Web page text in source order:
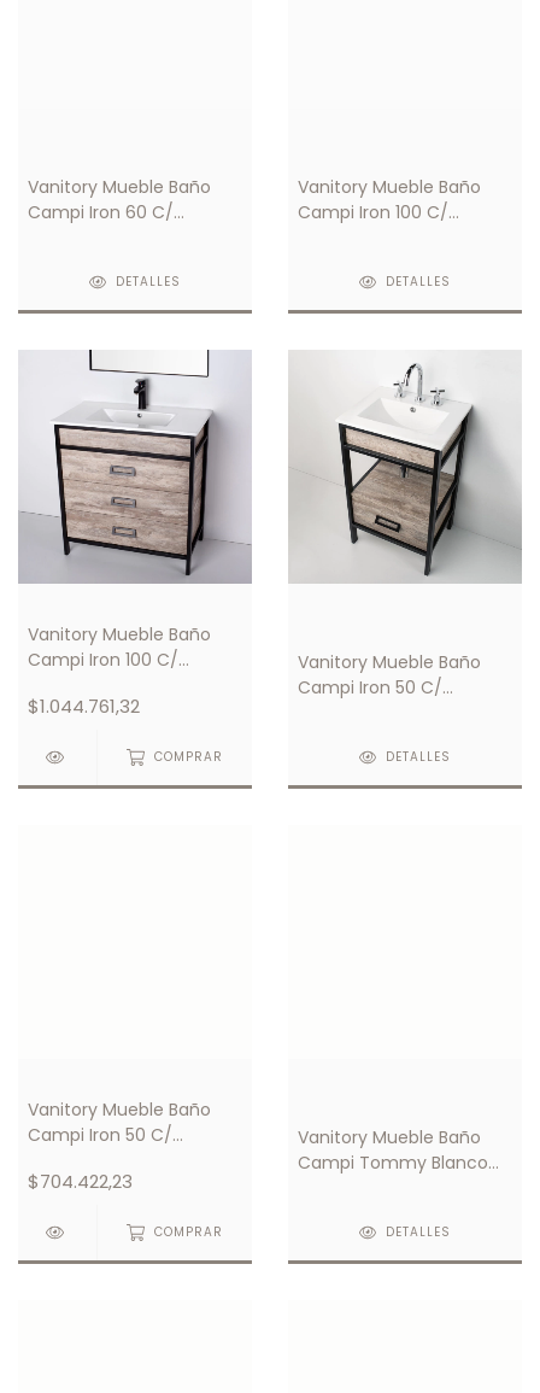
Vanitory Mueble Baño
Campi Iron 60 C/
DETALLES
Vanitory Mueble Baño
Campi Iron 100 C/
DETALLES
Vanitory Mueble Baño
Campi Iron 100 C/
$1.044.761,32
COMPRAR
Vanitory Mueble Baño
Campi Iron 50 C/
DETALLES
Vanitory Mueble Baño
Campi Iron 50 C/
$704.422,23
COMPRAR
Vanitory Mueble Baño
Campi Tommy Blanco
DETALLES